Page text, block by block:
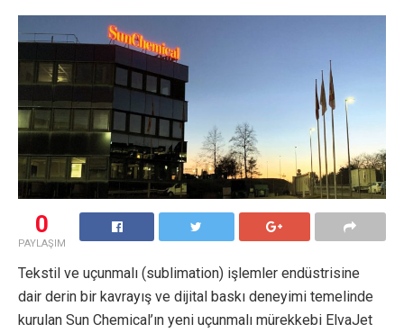
0
PAYLAŞIM
Tekstil ve uçunmalı (sublimation) işlemler endüstrisine
dair derin bir kavrayış ve dijital baskı deneyimi temelinde
kurulan Sun Chemical’ın yeni uçunmalı mürekkebi ElvaJet